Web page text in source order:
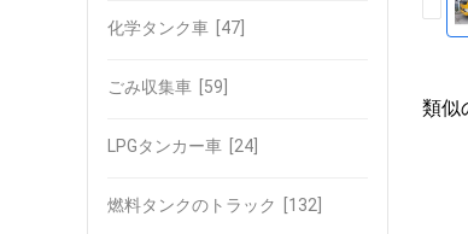
化学タンク車 [47]
ごみ収集車 [59]
LPGタンカー車 [24]
燃料タンクのトラック [132]
類似